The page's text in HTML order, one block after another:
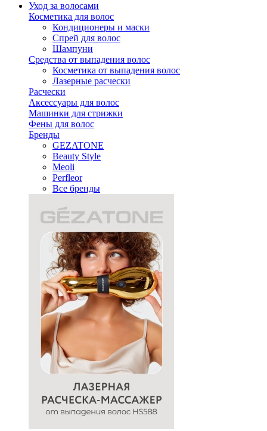
Уход за волосами
Косметика для волос
Кондиционеры и маски
Спрей для волос
Шампуни
Средства от выпадения волос
Косметика от выпадения волос
Лазерные расчески
Расчески
Аксессуары для волос
Машинки для стрижки
Фены для волос
Бренды
GEZATONE
Beauty Style
Meoli
Perfleor
Все бренды